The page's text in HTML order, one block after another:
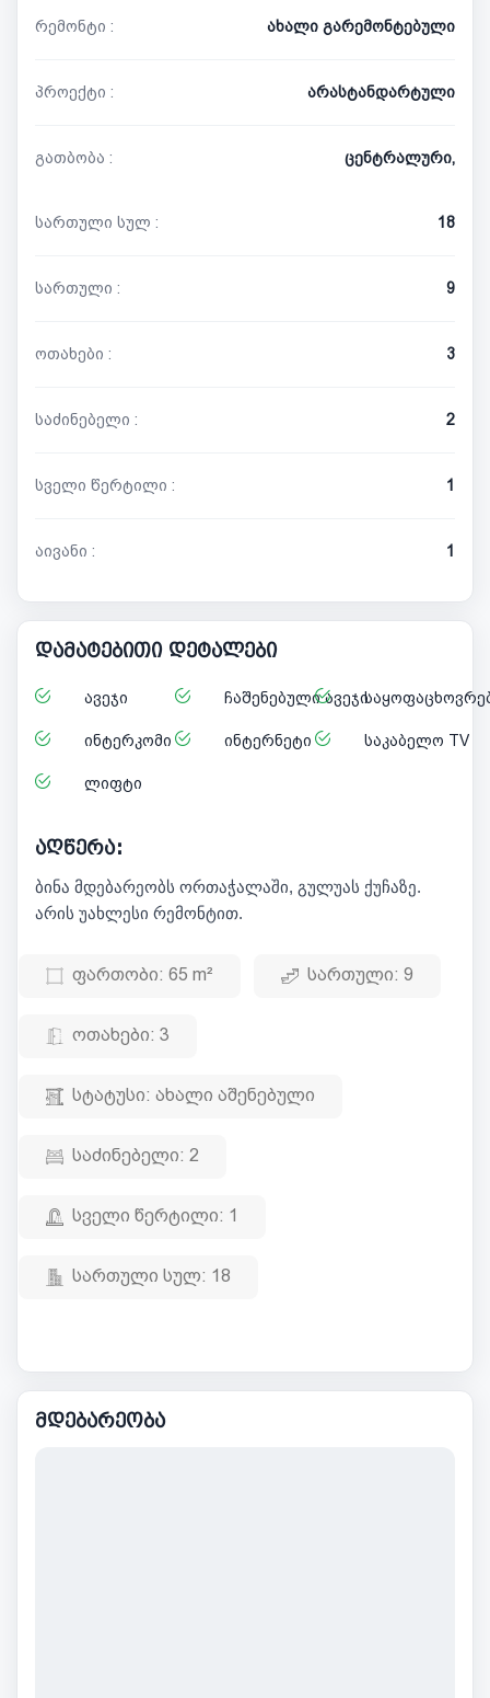
რემონტი : ახალი გარემონტებული
პროექტი : არასტანდარტული
გათბობა : ცენტრალური,
სართული სულ : 18
სართული : 9
ოთახები : 3
საძინებელი : 2
სველი წერტილი : 1
აივანი : 1
დამატებითი დეტალები
ავეჯი ჩაშენებული ავეჯი
ინტერკომი ინტერნეტი საკაბელო TV
ლიფტი
აღწერა:
ბინა მდებარეობს ორთაჭალაში, გულუას ქუჩაზე.
არის უახლესი რემონტით.
ფართობი: 65 m² სართული: 9
ოთახები: 3
სტატუსი: ახალი აშენებული
საძინებელი: 2
სველი წერტილი: 1
სართული სულ: 18
მდებარეობა